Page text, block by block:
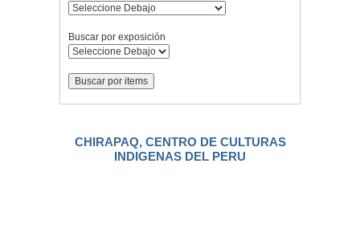
Buscar por exposición
CHIRAPAQ, CENTRO DE CULTURAS
INDIGENAS DEL PERU